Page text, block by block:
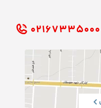
۰۲۱ ۶۷۳۳۵۰۰۰